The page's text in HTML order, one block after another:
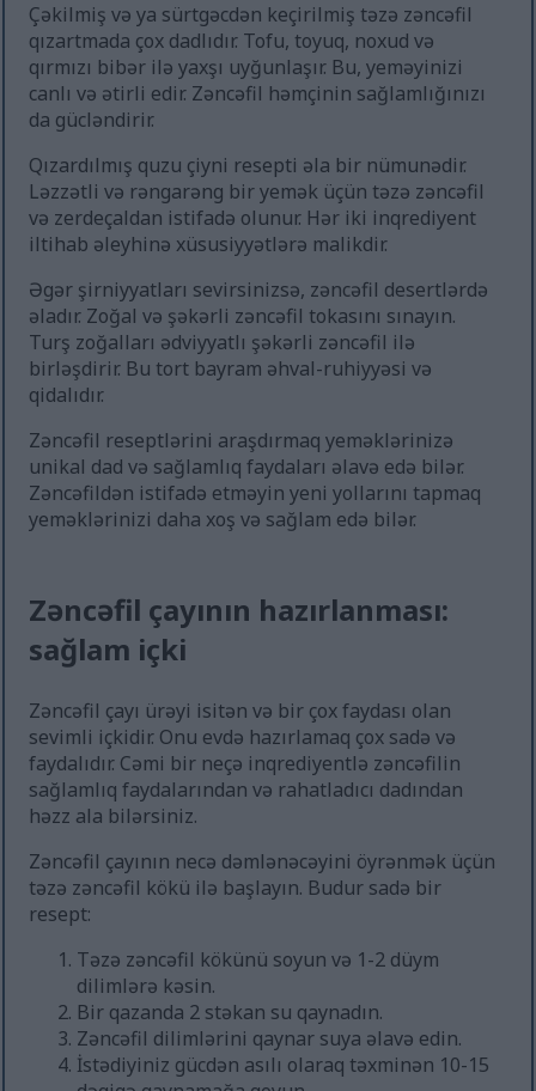
Çəkilmiş və ya sürtgəcdən keçirilmiş təzə zəncəfil
qızartmada çox dadlıdır. Tofu, toyuq, noxud və
qırmızı bibər ilə yaxşı uyğunlaşır. Bu, yeməyinizi
canlı və ətirli edir. Zəncəfil həmçinin sağlamlığınızı
da gücləndirir.
Qızardılmış quzu çiyni resepti əla bir nümunədir.
Ləzzətli və rəngarəng bir yemək üçün təzə zəncəfil
və zerdeçaldan istifadə olunur. Hər iki inqrediyent
iltihab əleyhinə xüsusiyyətlərə malikdir.
Əgər şirniyyatları sevirsinizsə, zəncəfil desertlərdə
əladır. Zoğal və şəkərli zəncəfil tokasını sınayın.
Turş zoğalları ədviyyatlı şəkərli zəncəfil ilə
birləşdirir. Bu tort bayram əhval-ruhiyyəsi və
qidalıdır.
Zəncəfil reseptlərini araşdırmaq yeməklərinizə
unikal dad və sağlamlıq faydaları əlavə edə bilər.
Zəncəfildən istifadə etməyin yeni yollarını tapmaq
yeməklərinizi daha xoş və sağlam edə bilər.
Zəncəfil çayının hazırlanması:
sağlam içki
Zəncəfil çayı ürəyi isitən və bir çox faydası olan
sevimli içkidir. Onu evdə hazırlamaq çox sadə və
faydalıdır. Cəmi bir neçə inqrediyentlə zəncəfilin
sağlamlıq faydalarından və rahatladıcı dadından
həzz ala bilərsiniz.
Zəncəfil çayının necə dəmlənəcəyini öyrənmək üçün
təzə zəncəfil kökü ilə başlayın. Budur sadə bir
resept:
Təzə zəncəfil kökünü soyun və 1-2 düym
dilimlərə kəsin.
Bir qazanda 2 stəkan su qaynadın.
Zəncəfil dilimlərini qaynar suya əlavə edin.
İstədiyiniz gücdən asılı olaraq təxminən 10-15